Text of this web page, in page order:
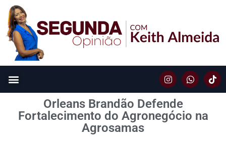
Orleans Brandão Defende
Fortalecimento do Agronegócio na
Agrosamas